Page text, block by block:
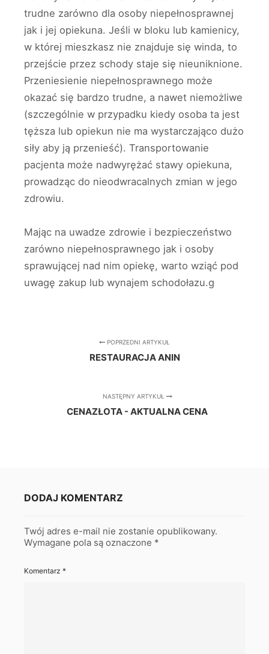
trudne zarówno dla osoby niepełnosprawnej
jak i jej opiekuna. Jeśli w bloku lub kamienicy,
w której mieszkasz nie znajduje się winda, to
przejście przez schody staje się nieuniknione.
Przeniesienie niepełnosprawnego może
okazać się bardzo trudne, a nawet niemożliwe
(szczególnie w przypadku kiedy osoba ta jest
tęższa lub opiekun nie ma wystarczająco dużo
siły aby ją przenieść). Transportowanie
pacjenta może nadwyrężać stawy opiekuna,
prowadząc do nieodwracalnych zmian w jego
zdrowiu.
Mając na uwadze zdrowie i bezpieczeństwo
zarówno niepełnosprawnego jak i osoby
sprawującej nad nim opiekę, warto wziąć pod
uwagę zakup lub wynajem schodołazu.g
POPRZEDNI ARTYKUŁ
RESTAURACJA ANIN
NASTĘPNY ARTYKUŁ
CENAZŁOTA - AKTUALNA CENA
DODAJ KOMENTARZ
Twój adres e-mail nie zostanie opublikowany.
Wymagane pola są oznaczone *
Komentarz *